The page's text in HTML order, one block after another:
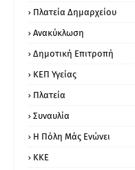
Πλατεία Δημαρχείου
Ανακύκλωση
Δημοτική Επιτροπή
ΚΕΠ Υγείας
Πλατεία
Συναυλία
Η Πόλη Μάς Ενώνει
ΚΚΕ